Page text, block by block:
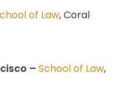
of Law, Coral
– School of Law,